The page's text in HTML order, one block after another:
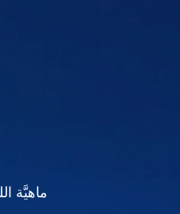
ماهيَّة